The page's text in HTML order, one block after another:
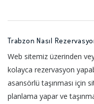
Trabzon Nasıl
Web sitemiz üzerinden
kolayca rezervasyon
asansörlü taşınması için
planlama yapar ve